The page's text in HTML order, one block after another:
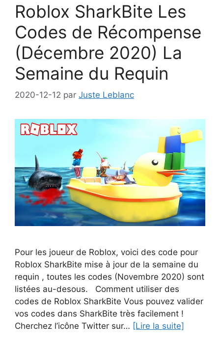
Roblox SharkBite Les
Codes de Récompense
(Décembre 2020) La
Semaine du Requin
2020-12-12 par Juste Leblanc
Pour les joueur de Roblox, voici des code pour
Roblox SharkBite mise à jour de la semaine du
requin , toutes les codes (Novembre 2020) sont
listées au-desous. Comment utiliser des
codes de Roblox SharkBite Vous pouvez valider
vos codes dans SharkBite très facilement !
Cherchez l’icône Twitter sur… [Lire la suite]